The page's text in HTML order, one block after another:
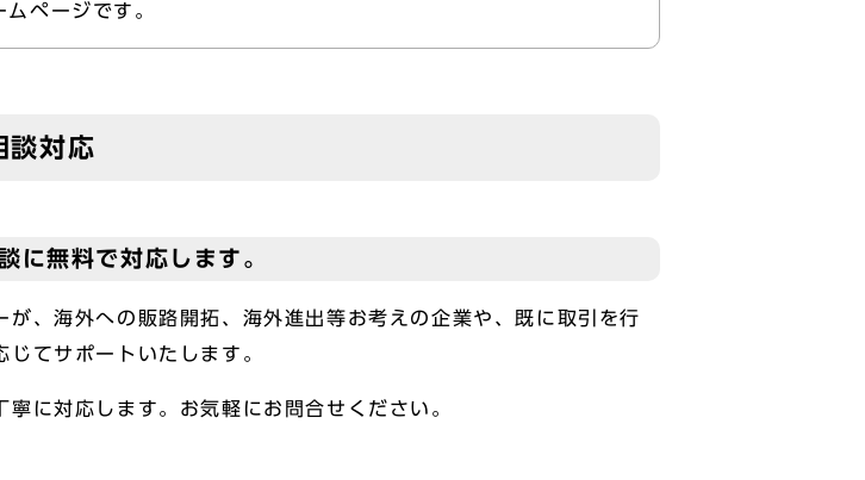
ページです。
対応
に無料で対応します。
、海外への販路開拓、海外進出等お考えの企業や、既に取引を行
てサポートいたします。
に対応します。お気軽にお問合せください。